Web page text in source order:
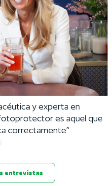
y experta en
es aquel que
correctamente”
entrevistas